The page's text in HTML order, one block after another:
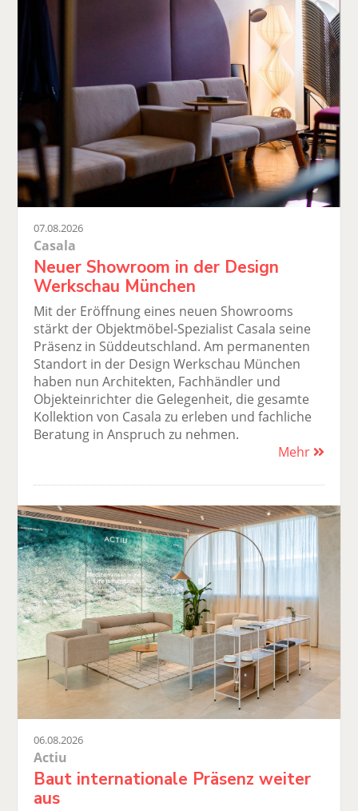
07.08.2026
Casala
Neuer Showroom in der Design
Werkschau München
Mit der Eröffnung eines neuen Showrooms
stärkt der Objektmöbel-Spezialist Casala seine
Präsenz in Süddeutschland. Am permanenten
Standort in der Design Werkschau München
haben nun Architekten, Fachhändler und
Objekteinrichter die Gelegenheit, die gesamte
Kollektion von Casala zu erleben und fachliche
Beratung in Anspruch zu nehmen.
Mehr
06.08.2026
Actiu
Baut internationale Präsenz weiter
aus